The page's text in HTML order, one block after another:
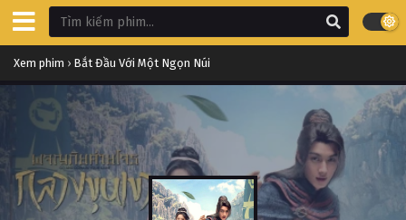
Xem phim › Bắt Đầu Với Một Ngọn Núi